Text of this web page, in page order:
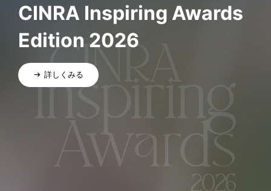
CINRA Inspiring Awards
Edition 2026
詳しくみる